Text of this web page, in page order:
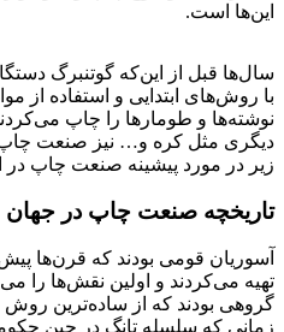
این‌ها است.
سال‌ها قبل از این‌که گوتنبرگ
با روش‌های ابتدایی و استفاده
نوشته‌ها و طومارها را چاپ
دیگری مثل کره و… نیز صنعت
زیر در مورد پیشینه صنعت چاپ در
تاریخچه صنعت چاپ در جهان
آسوریان قومی بودند که قرن‌ها
تهیه می‌کردند و اولین نقش‌ها را
گروهی بودند که از ساده‌ترین روش
زمانی که سلسله تانگ در چین